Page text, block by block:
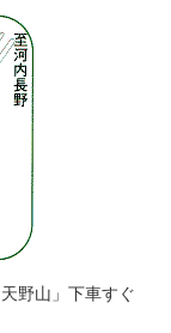
野山」下車すぐ